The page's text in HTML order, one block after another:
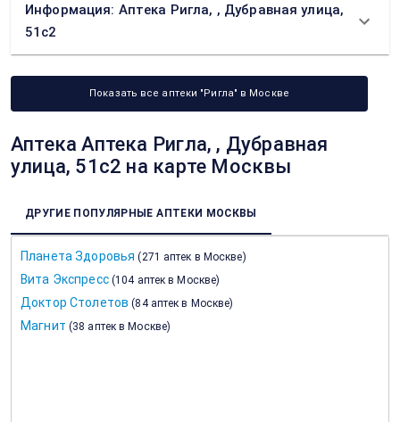
Информация: Аптека Ригла, , Дубравная улица,
51с2
Показать все аптеки "Ригла" в Москве
Аптека Аптека Ригла, , Дубравная
улица, 51с2 на карте Москвы
ДРУГИЕ ПОПУЛЯРНЫЕ АПТЕКИ МОСКВЫ
Планета Здоровья (271 аптек в Москве)
Вита Экспресс (104 аптек в Москве)
Доктор Столетов (84 аптек в Москве)
Магнит (38 аптек в Москве)